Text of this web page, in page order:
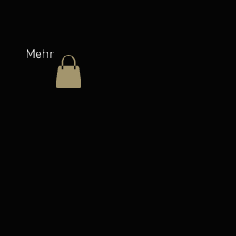
Mehr